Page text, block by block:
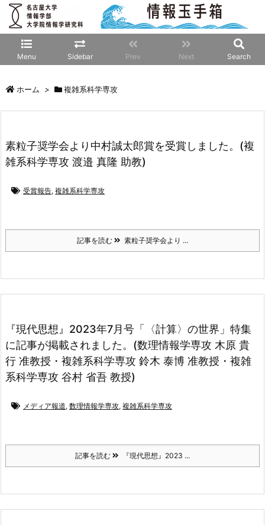
Menu Sidebar Prev Next Search
ホーム > 複雑系科学専攻
素粒子奨学会より中村誠太郎賞を受賞しました。(複
雑系科学専攻 渡邉 真隆 助教)
受賞報告, 複雑系科学専攻
記事を読む 素粒子奨学会より ...
『現代思想』2023年7月号「〈計算〉の世界」特集
に記事が掲載されました。(数理情報学専攻 木原 貴
行 准教授・複雑系科学専攻 鈴木 泰博 准教授・複雑
系科学専攻 谷村 省吾 教授)
メディア報道, 数理情報学専攻, 複雑系科学専攻
記事を読む 『現代思想』2023 ...